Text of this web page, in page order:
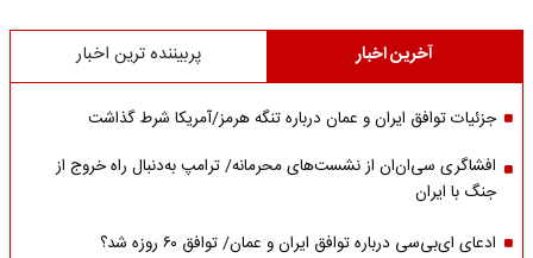
آخرین اخبار پربیننده ترین اخبار
جزئیات توافق ایران و عمان درباره تنگه هرمز/آمریکا شرط گذاشت
افشاگری سی‌ان‌ان از نشست‌های محرمانه/ ترامپ به‌دنبال راه خروج از
جنگ با ایران
ادعای ای‌بی‌سی درباره توافق ایران و عمان/ توافق ۶۰ روزه شد؟